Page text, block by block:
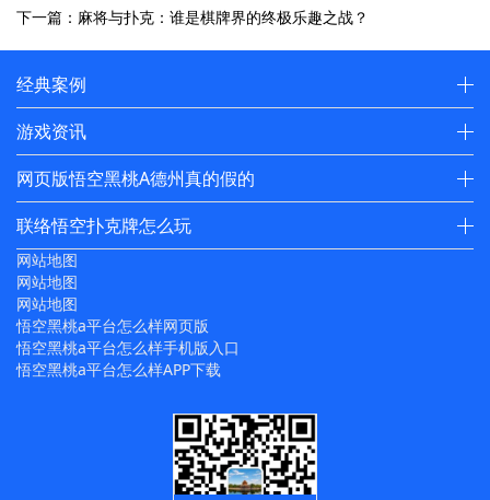
下一篇：麻将与扑克：谁是棋牌界的终极乐趣之战？
经典案例
游戏资讯
网页版悟空黑桃A德州真的假的
联络悟空扑克牌怎么玩
网站地图
网站地图
网站地图
悟空黑桃a平台怎么样网页版
悟空黑桃a平台怎么样手机版入口
悟空黑桃a平台怎么样APP下载